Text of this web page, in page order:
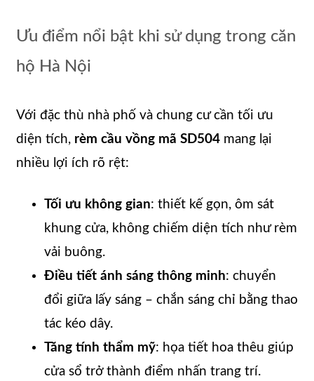
Ưu điểm nổi bật khi sử dụng trong căn
hộ Hà Nội
Với đặc thù nhà phố và chung cư cần tối ưu
diện tích, rèm cầu vồng mã SD504 mang lại
nhiều lợi ích rõ rệt:
Tối ưu không gian: thiết kế gọn, ôm sát
khung cửa, không chiếm diện tích như rèm
vải buông.
Điều tiết ánh sáng thông minh: chuyển
đổi giữa lấy sáng – chắn sáng chỉ bằng thao
tác kéo dây.
Tăng tính thẩm mỹ: họa tiết hoa thêu giúp
cửa sổ trở thành điểm nhấn trang trí.